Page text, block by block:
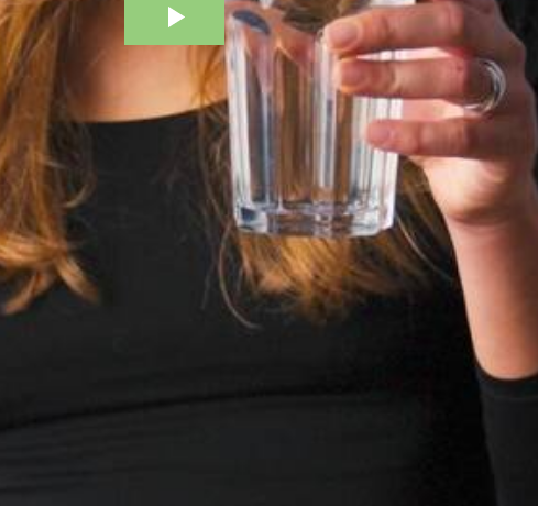
og andre støttemuligheder. Jeg kan til
enhver tid tilbagekalde dette samtykke
ved at kontakte persondata@dn.dk
Skriv under nu
Jeg kan til enhver tid tilbagekalde dette samtykke ved
at kontakte persondata@dn.dk
støttemuligheder. Jeg kan til enhver tid
tilbagekalde dette samtykke ved at kontakte
persondata@dn.dk